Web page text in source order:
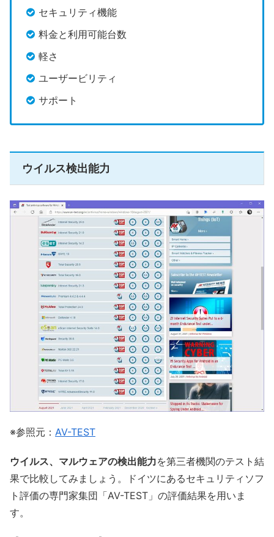
セキュリティ機能
料金と利用可能台数
軽さ
ユーザービリティ
サポート
ウイルス検出能力
※参照元： AV-TEST
ウイルス、マルウェアの検出能力を第三者機関のテスト結
果で比較してみましょう。ドイツにあるセキュリティソフ
ト評価の専門家集団「AV-TEST」の評価結果を用いま
す。